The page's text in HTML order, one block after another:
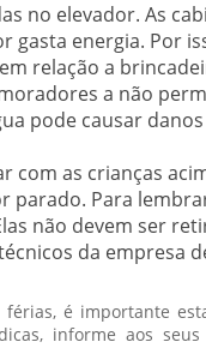
no elevador. As
gasta energia. Por
relação a
a não
pode causar
com as crianças
parado. Para
não devem ser
da empresa
é importante
informe aos